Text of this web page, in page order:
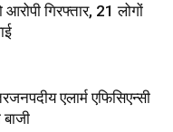
आरोपी गिरफ्तार, 21 लोगों
एलार्म एफिसिएन्सी